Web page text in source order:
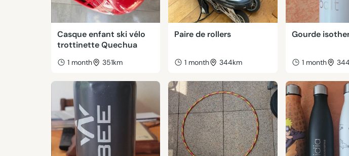
Casque enfant ski vélo
trottinette Quechua
1 month 351km
Paire de rollers
1 month 344km
Gourde
1 month